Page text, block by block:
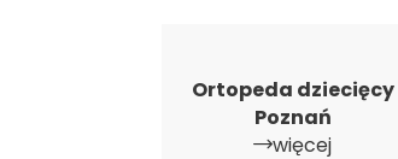
Ortopeda dziecięcy
Poznań
więcej